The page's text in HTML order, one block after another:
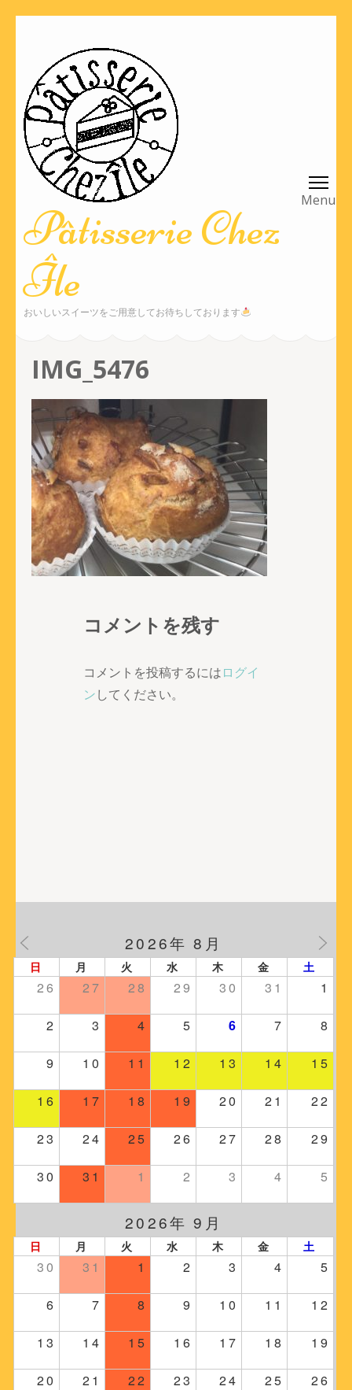
ツ
へ
(Enter
押
す)
Pâtisserie Chez
Île
おいしいスイーツをご用意してお待ちしております
IMG_5476
コメントを残す
コメントを投稿するにはログイ
ンしてください。
2026年 8月
日 月 火 水 木 金 土
26 27 28 29 30 31 1
2 3 4 5 6 7 8
9 10 11 12 13 14 15
16 17 18 19 20 21 22
23 24 25 26 27 28 29
30 31 1 2 3 4 5
2026年 9月
日 月 火 水 木 金 土
30 31 1 2 3 4 5
6 7 8 9 10 11 12
13 14 15 16 17 18 19
20 21 22 23 24 25 26